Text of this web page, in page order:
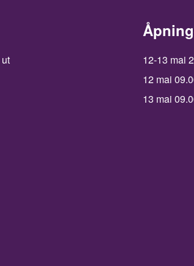
12-13 mai
12 mai
13 mai